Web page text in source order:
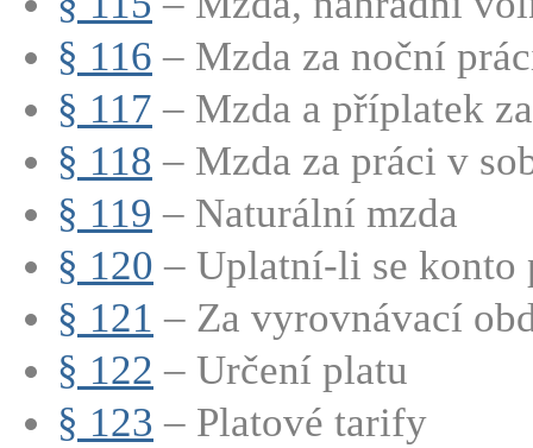
§ 116 – Mzda za noční
§ 117 – Mzda a příplatek
§ 118 – Mzda za práci v
§ 119 – Naturální mzda
§ 120 – Uplatní-li se konto
§ 121 – Za vyrovnávací
§ 122 – Určení platu
§ 123 – Platové tarify